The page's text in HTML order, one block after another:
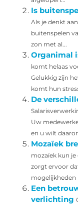
Is
Als je denkt
buitenspelen
zon met al...
Organimal
komt helaas
Gelukkig zijn
komt hun
De
Uw
en u wilt
Mozaïek
mozaïek kun
zorgt ervoor
mogelijkheden
Een
verlichting